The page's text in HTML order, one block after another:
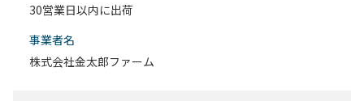
30営業日以内に出荷
事業者名
株式会社金太郎ファーム